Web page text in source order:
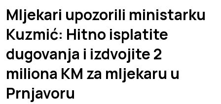
Mljekari upozorili ministarku
Kuzmić: Hitno isplatite
dugovanja i izdvojite 2
miliona KM za mljekaru u
Prnjavoru